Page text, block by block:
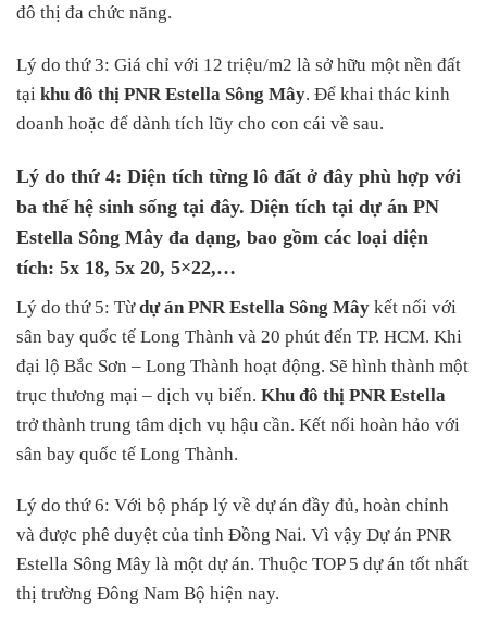
đô thị đa chức năng.
Lý do thứ 3: Giá chỉ với 12 triệu/m2 là sở hữu một nền đất
tại khu đô thị PNR Estella Sông Mây. Để khai thác kinh
doanh hoặc để dành tích lũy cho con cái về sau.
Lý do thứ 4: Diện tích từng lô đất ở đây phù hợp với
ba thế hệ sinh sống tại đây. Diện tích tại dự án PN
Estella Sông Mây đa dạng, bao gồm các loại diện
tích: 5x 18, 5x 20, 5×22,…
Lý do thứ 5: Từdự án PNR Estella Sông Mây kết nối với
sân bay quốc tế Long Thành và 20 phút đến TP. HCM. Khi
đại lộ Bắc Sơn – Long Thành hoạt động. Sẽ hình thành một
trục thương mại – dịch vụ biến. Khu đô thị PNR Estella
trở thành trung tâm dịch vụ hậu cần. Kết nối hoàn hảo với
sân bay quốc tế Long Thành.
Lý do thứ 6: Với bộ pháp lý về dự án đầy đủ, hoàn chỉnh
và được phê duyệt của tỉnh Đồng Nai. Vì vậy Dự án PNR
Estella Sông Mây là một dự án. Thuộc TOP 5 dự án tốt nhất
thị trường Đông Nam Bộ hiện nay.